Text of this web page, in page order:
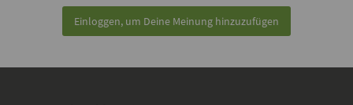
Einloggen, um Deine Meinung hinzuzufügen